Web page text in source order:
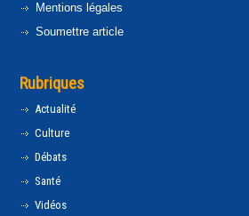
Mentions légales
Soumettre article
Rubriques
Actualité
Culture
Débats
Santé
Vidéos